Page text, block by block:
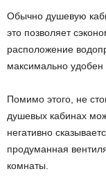
Обычно душевую
это позволяет
расположение
максимально удобен
Помимо этого, не
душевых кабинах
негативно
продуманная
комнаты.